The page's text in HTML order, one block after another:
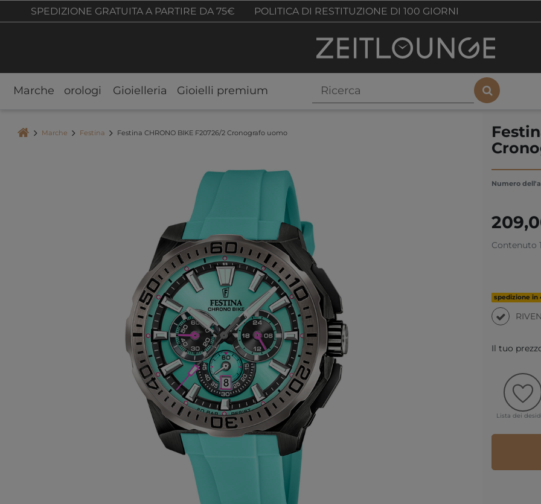
SPEDIZIONE GRATUITA A PARTIRE DA 75€ POLITICA DI RESTITUZIONE DI 100 GIORNI
Marche orologi Gioielleria Gioielli premium
Marche Festina Festina CHRONO BIKE F20726/2 Cronografo uomo
Numero
Contenuto 1
spedizione in
Il tuo
Lista dei